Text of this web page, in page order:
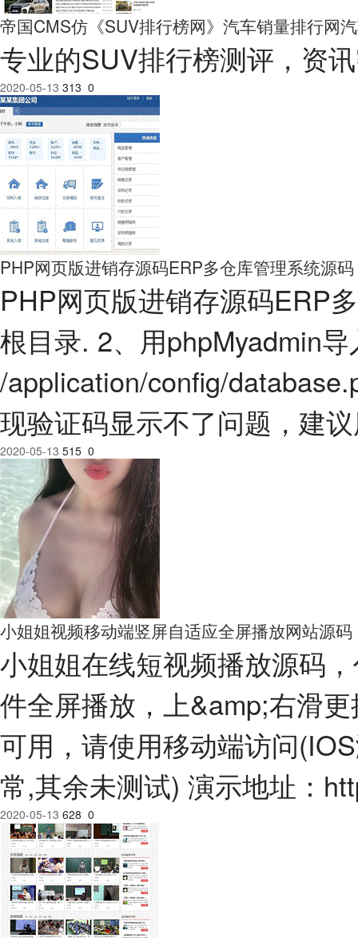
帝国CMS仿《SUV排行榜网》汽车销量排行网
专业的SUV排行榜测评，资
2020-05-13 313 0
PHP网页版进销存源码ERP多仓库管理系统源码
PHP网页版进销存源码ERP
根目录. 2、用phpMyadmin
/application/config/
现验证码显示不了问题，建
2020-05-13 515 0
小姐姐视频移动端竖屏自适应全屏播放网站源码
小姐姐在线短视频播放源码
件全屏播放，上&amp;右滑
可用，请使用移动端访问
常,其余未测试) 演示地址：
2020-05-13 628 0